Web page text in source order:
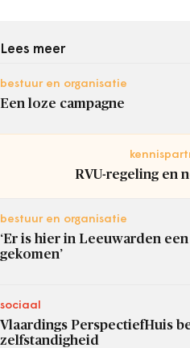
Lees meer
bestuur en organisatie
Een loze campagne
RVU-regeling en
bestuur en organisatie
‘Er is hier in Leeuwarden
gekomen’
sociaal
Vlaardings PerspectiefHuis
zelfstandigheid